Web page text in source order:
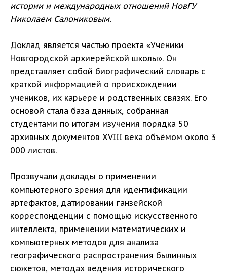
истории и международных отношений НовГУ
Николаем Салониковым.
Доклад является частью проекта «Ученики
Новгородской архиерейской школы». Он
представляет собой биографический словарь с
краткой информацией о происхождении
учеников, их карьере и родственных связях. Его
основой стала база данных, собранная
студентами по итогам изучения порядка 50
архивных документов XVIII века объёмом около 3
000 листов.
Прозвучали доклады о применении
компьютерного зрения для идентификации
артефактов, датировании ганзейской
корреспонденции с помощью искусственного
интеллекта, применении математических и
компьютерных методов для анализа
географического распространения былинных
сюжетов, методах ведения исторического